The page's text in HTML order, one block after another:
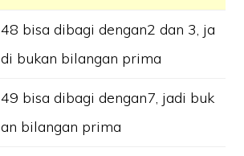
48 bisa dibagi dengan2 dan 3, ja
di bukan bilangan prima
49 bisa dibagi dengan7, jadi buk
an bilangan prima